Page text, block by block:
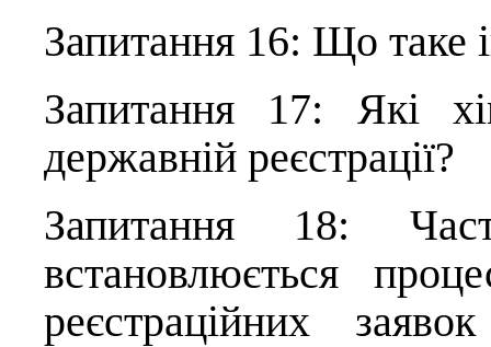
Запитання 16: Що таке
Запитання 17: Які
державній реєстрації?
Запитання 18:
встановлюється
реєстраційних